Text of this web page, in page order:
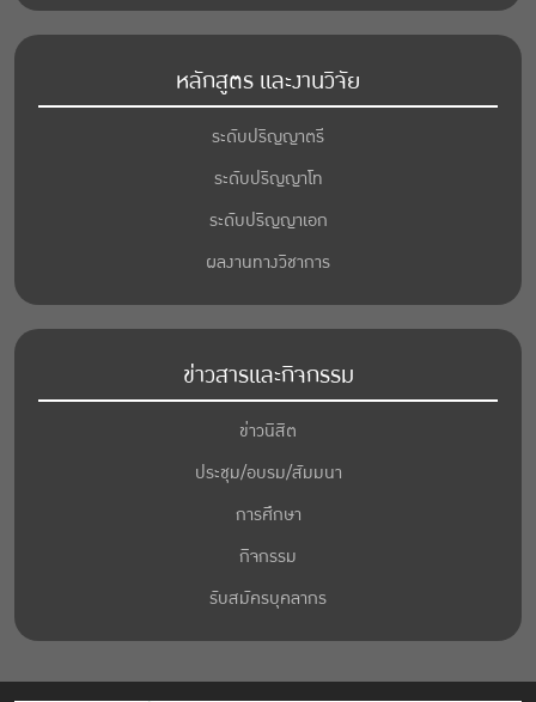
หลักสูตร และงานวิจัย
ระดับปริญญาตรี
ระดับปริญญาโท
ระดับปริญญาเอก
ผลงานทางวิชาการ
ข่าวสารและกิจกรรม
ข่าวนิสิต
ประชุม/อบรม/สัมมนา
การศึกษา
กิจกรรม
รับสมัครบุคลากร